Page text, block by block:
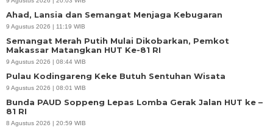
Ahad, Lansia dan Semangat Menjaga Kebugaran
9 Agustus 2026 | 11:19 WIB
Semangat Merah Putih Mulai Dikobarkan, Pemkot
Makassar Matangkan HUT Ke-81 RI
9 Agustus 2026 | 08:44 WIB
Pulau Kodingareng Keke Butuh Sentuhan Wisata
9 Agustus 2026 | 08:01 WIB
Bunda PAUD Soppeng Lepas Lomba Gerak Jalan HUT ke –
81 RI
8 Agustus 2026 | 20:59 WIB